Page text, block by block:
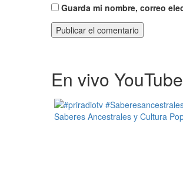
Guarda mi nombre, correo
En vivo
Saberes Ancestrales y Cultura